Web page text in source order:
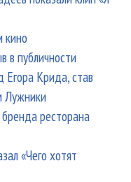
кино
в публичности
Егора Крида, став
Лужники
ресторана
«Чего хотят